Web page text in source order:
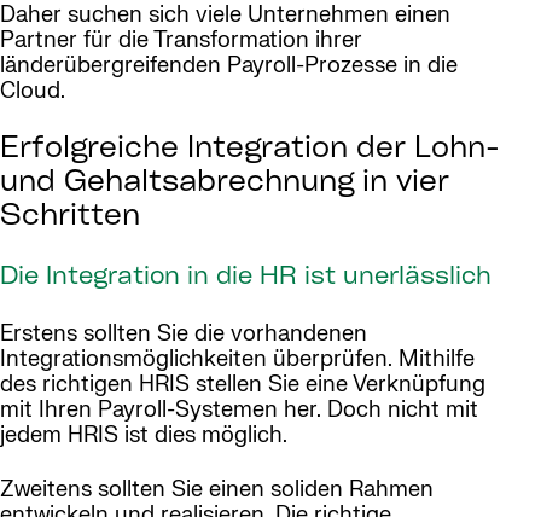
Daher suchen sich viele Unternehmen einen
Partner für die Transformation ihrer
länderübergreifenden Payroll-Prozesse in die
Cloud.
Erfolgreiche Integration der Lohn-
und Gehaltsabrechnung in vier
Schritten
Die Integration in die HR ist unerlässlich
Erstens sollten Sie die vorhandenen
Integrationsmöglichkeiten überprüfen. Mithilfe
des richtigen HRIS stellen Sie eine Verknüpfung
mit Ihren Payroll-Systemen her. Doch nicht mit
jedem HRIS ist dies möglich.
Zweitens sollten Sie einen soliden Rahmen